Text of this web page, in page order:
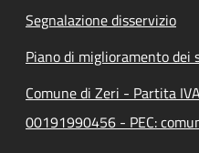
Segnalazione disservizio
Piano di miglioramento dei
Comune di Zeri - Partita
00191990456 - PEC: